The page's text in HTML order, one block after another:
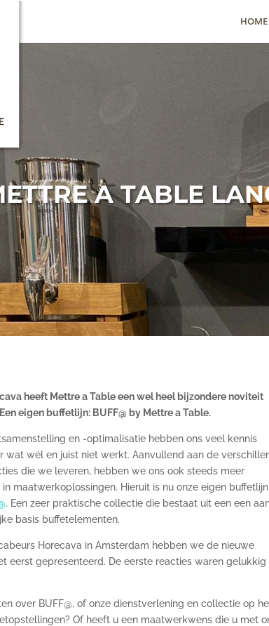
HOME
A TABLE
heeft Mettre a Table een wel heel bijzondere noviteit
eigen buffetlijn: BUFF@ by Mettre a Table.
en -optimalisatie hebben ons veel kennis
wat wél en juist niet werkt. Aanvullend aan de
die we leveren, hebben we ons ook steeds meer
maatwerkoplossingen. Hieruit is nu onze eigen buffetlijn
. Een zeer praktische collectie die bestaat uit een een
basis buffetelementen.
Horecava in Amsterdam hebben we de nieuwe
eerst gepresenteerd. De eerste reacties waren gelukkig
over BUFF@, of onze dienstverlening en collectie op
Of heeft u een maatwerkwens die u met